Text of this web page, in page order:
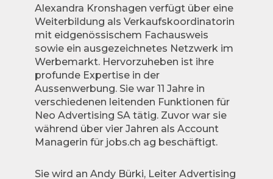
Alexandra Kronshagen verfügt über eine
Weiterbildung als Verkaufskoordinatorin
mit eidgenössischem Fachausweis
sowie ein ausgezeichnetes Netzwerk im
Werbemarkt. Hervorzuheben ist ihre
profunde Expertise in der
Aussenwerbung. Sie war 11 Jahre in
verschiedenen leitenden Funktionen für
Neo Advertising SA tätig. Zuvor war sie
während über vier Jahren als Account
Managerin für jobs.ch ag beschäftigt.
Sie wird an Andy Bürki, Leiter Advertising